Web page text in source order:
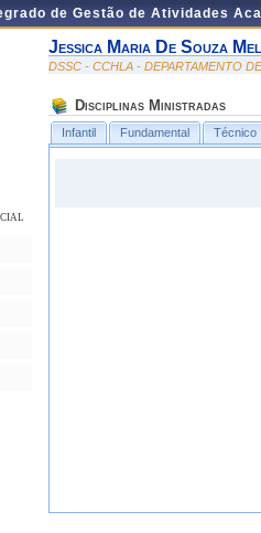
de Gestão de Atividades
Jessica Maria De Souza
DSSC - CCHLA - DEPARTAMENTO
Disciplinas Ministradas
Infantil Fundamental Técnico